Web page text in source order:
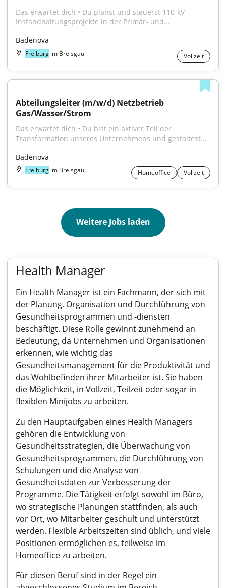
Das erwartet dich • Du planst und steuerst 110-kV
Instandhaltungsprojekte in der Primär- und...
Badenova
Freiburg im Breisgau Vollzeit
Abteilungsleiter (m/w/d) Netzbetrieb
Gas/Wasser/Strom
Das erwartet dich • Du bist ein aktiver Teil der
Transformation unseres Unternehmens und gestaltest...
Badenova
Freiburg im Breisgau Homeoffice Vollzeit
Weitere Jobs laden
Health Manager
Ein Health Manager ist ein Fachmann, der sich mit
der Planung, Organisation und Durchführung von
Gesundheitsprogrammen und -diensten
beschäftigt. Diese Rolle gewinnt zunehmend an
Bedeutung, da Unternehmen und Organisationen
erkennen, wie wichtig das
Gesundheitsmanagement für die Produktivität und
das Wohlbefinden ihrer Mitarbeiter ist. Sie haben
die Möglichkeit, in Vollzeit, Teilzeit oder sogar in
flexiblen Minijobs zu arbeiten.
Zu den Hauptaufgaben eines Health Managers
gehören die Entwicklung von
Gesundheitsstrategien, die Überwachung von
Gesundheitsprogrammen, die Durchführung von
Schulungen und die Analyse von
Gesundheitsdaten zur Verbesserung der
Programme. Die Tätigkeit erfolgt sowohl im Büro,
wo strategische Planungen stattfinden, als auch
vor Ort, wo Mitarbeiter geschult und unterstützt
werden. Flexible Arbeitszeiten sind üblich, und viele
Positionen ermöglichen es, teilweise im
Homeoffice zu arbeiten.
Für diesen Beruf sind in der Regel ein